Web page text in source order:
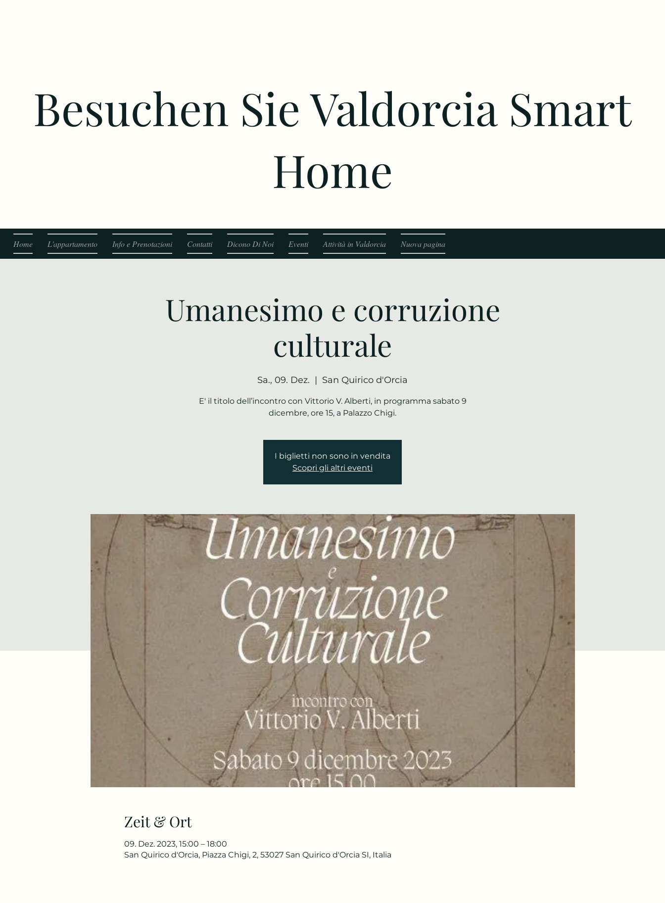
Besuchen Sie Valdorcia Smart
Home
Home L'appartamento Info e Prenotazioni Contatti Dicono Di Noi Eventi Attività in Valdorcia Nuova pagina
Umanesimo e corruzione
culturale
Sa., 09. Dez.
  |
San Quirico d'Orcia
E' il titolo dell’incontro con Vittorio V. Alberti, in programma sabato 9
dicembre, ore 15, a Palazzo Chigi.
I biglietti non sono in vendita
Scopri gli altri eventi
Zeit & Ort
09. Dez. 2023, 15:00 – 18:00
San Quirico d'Orcia, Piazza Chigi, 2, 53027 San Quirico d'Orcia SI, Italia